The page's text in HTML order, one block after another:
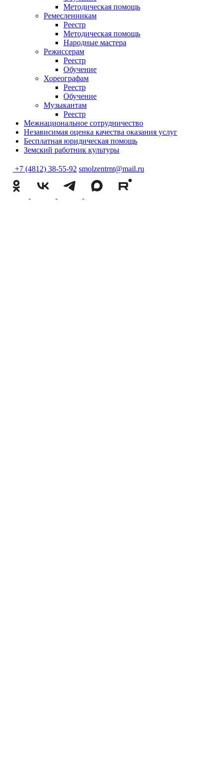
Методическая помощь
Ремесленникам
Реестр
Методическая помощь
Народные мастера
Режиссерам
Реестр
Обучение
Хореографам
Реестр
Обучение
Музыкантам
Реестр
Межнациональное сотрудничество
Независимая оценка качества оказания услуг
Бесплатная юридическая помощь
Земский работник культуры
+7 (4812) 38-55-92 smolzentrnt@mail.ru